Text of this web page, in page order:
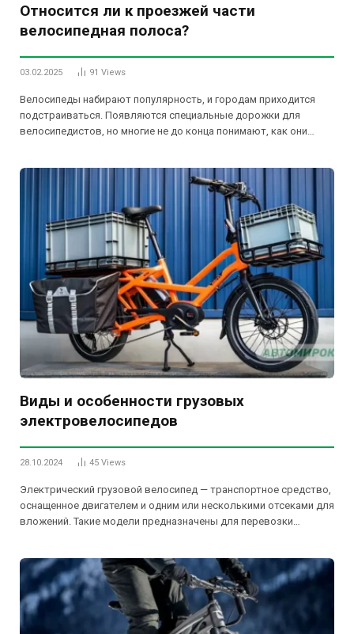
Относится ли к проезжей части
велосипедная полоса?
03.02.2025 91 Views
Велосипеды набирают популярность, и городам приходится
подстраиваться. Появляются специальные дорожки для
велосипедистов, но многие не до конца понимают, как они…
Виды и особенности грузовых
электровелосипедов
28.10.2024 45 Views
Электрический грузовой велосипед — транспортное средство,
оснащенное двигателем и одним или несколькими отсеками для
вложений. Такие модели предназначены для перевозки…